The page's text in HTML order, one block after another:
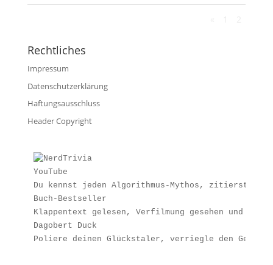
Rechtliches
Impressum
Datenschutzerklärung
Haftungsausschluss
Header Copyright
YouTube
Du kennst jeden Algorithmus-Mythos, zitierst
Buch-Bestseller
Klappentext gelesen, Verfilmung gesehen und
Dagobert Duck
Poliere deinen Glückstaler, verriegle den